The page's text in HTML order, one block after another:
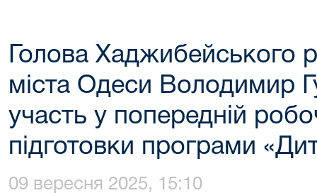
Голова Хаджибейського
міста Одеси Володимир
участь у попередній
підготовки програми
09 вересня 2025, 15:10